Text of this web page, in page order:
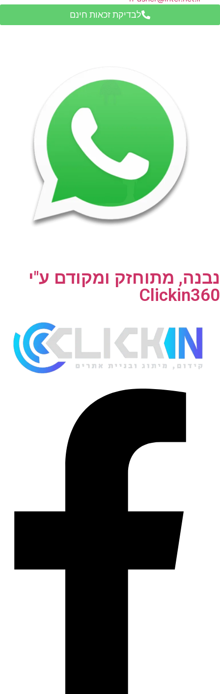
לבדיקת זכאות חינם
נבנה, מתוחזק ומקודם ע"י
Clickin360